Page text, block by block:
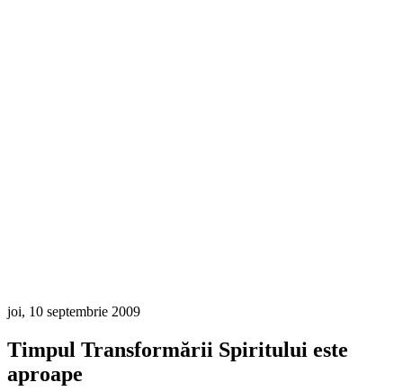
joi, 10 septembrie 2009
Timpul Transformării Spiritului este
aproape